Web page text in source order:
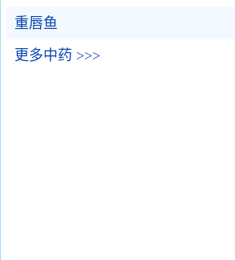
重唇鱼
更多中药 >>>